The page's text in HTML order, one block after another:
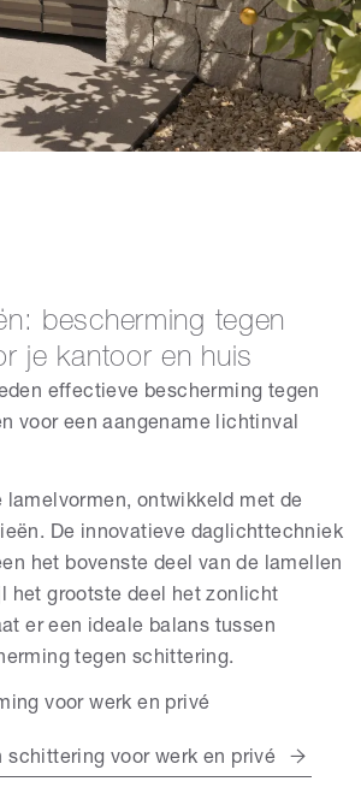
bescherming tegen
je kantoor en huis
effectieve bescherming tegen
voor een aangename lichtinval
lamelvormen, ontwikkeld met de
De innovatieve daglichttechniek
het bovenste deel van de lamellen
het grootste deel het zonlicht
er een ideale balans tussen
tegen schittering.
voor werk en privé
schittering voor werk en privé